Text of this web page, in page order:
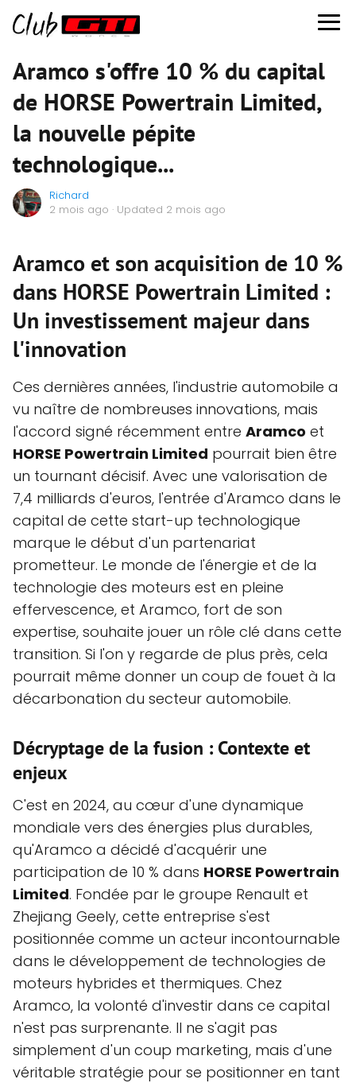
Aramco s'offre 10 % du capital
de HORSE Powertrain Limited,
la nouvelle pépite
technologique...
Richard
2 mois ago · Updated 2 mois ago
Aramco et son acquisition de 10 %
dans HORSE Powertrain Limited :
Un investissement majeur dans
l'innovation
Ces dernières années, l'industrie automobile a
vu naître de nombreuses innovations, mais
l'accord signé récemment entre Aramco et
HORSE Powertrain Limited pourrait bien être
un tournant décisif. Avec une valorisation de
7,4 milliards d'euros, l'entrée d'Aramco dans le
capital de cette start-up technologique
marque le début d'un partenariat
prometteur. Le monde de l'énergie et de la
technologie des moteurs est en pleine
effervescence, et Aramco, fort de son
expertise, souhaite jouer un rôle clé dans cette
transition. Si l'on y regarde de plus près, cela
pourrait même donner un coup de fouet à la
décarbonation du secteur automobile.
Décryptage de la fusion : Contexte et
enjeux
C'est en 2024, au cœur d'une dynamique
mondiale vers des énergies plus durables,
qu'Aramco a décidé d'acquérir une
participation de 10 % dans HORSE Powertrain
Limited. Fondée par le groupe Renault et
Zhejiang Geely, cette entreprise s'est
positionnée comme un acteur incontournable
dans le développement de technologies de
moteurs hybrides et thermiques. Chez
Aramco, la volonté d'investir dans ce capital
n'est pas surprenante. Il ne s'agit pas
simplement d'un coup marketing, mais d'une
véritable stratégie pour se positionner en tant